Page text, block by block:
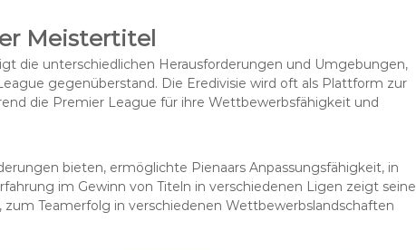
Meistertitel
die unterschiedlichen Herausforderungen und Umgebungen,
gegenüberstand. Die Eredivisie wird oft als Plattform zur
die Premier League für ihre Wettbewerbsfähigkeit und
bieten, ermöglichte Pienaars Anpassungsfähigkeit, in
im Gewinn von Titeln in verschiedenen Ligen zeigt seine
zum Teamerfolg in verschiedenen Wettbewerbslandschaften